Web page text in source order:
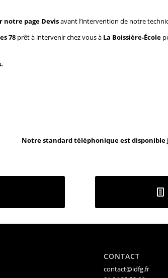
notre page Devisavant l’intervention de notre
78 prêt à intervenir chez vous à La Boissière-École
Notre standard téléphonique est
CONTACT
contact@idfg.fr